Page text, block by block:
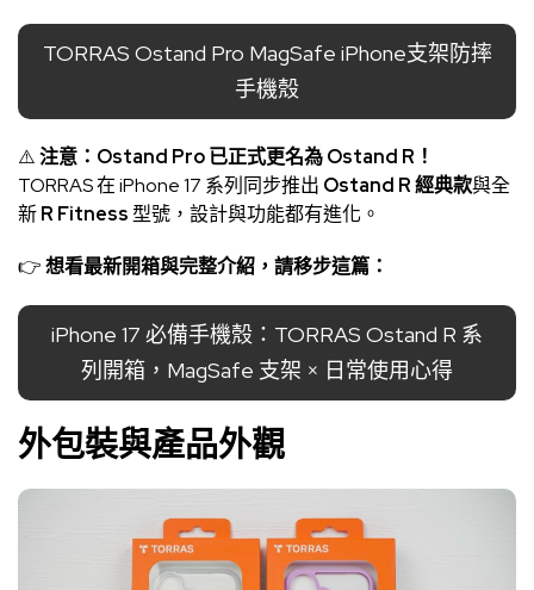
TORRAS Ostand Pro MagSafe iPhone支架防摔
手機殼
⚠️注意：Ostand Pro 已正式更名為 Ostand R！
TORRAS 在 iPhone 17 系列同步推出 Ostand R 經典款與全
新R Fitness 型號，設計與功能都有進化。
👉想看最新開箱與完整介紹，請移步這篇：
iPhone 17 必備手機殼：TORRAS Ostand R 系
列開箱，MagSafe 支架 × 日常使用心得
外包裝與產品外觀